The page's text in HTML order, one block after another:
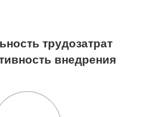
трудозатрат
внедрения